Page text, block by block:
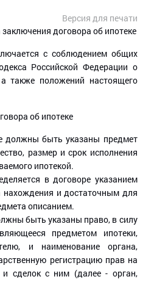
Версия для печати
договора об ипотеке
с соблюдением общих
Российской Федерации о
также положений настоящего
об ипотеке
должны быть указаны предмет
размер и срок исполнения
ипотекой.
в договоре указанием
нахождения и достаточным для
описанием.
быть указаны право, в силу
предметом ипотеки,
и наименование органа,
регистрацию прав на
сделок с ним (далее - орган,